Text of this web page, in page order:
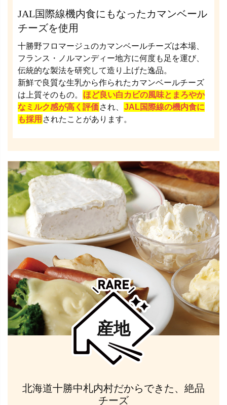
JAL国際線機内食にもなったカマンベール
チーズを使用
十勝野フロマージュのカマンベールチーズは本場、
フランス・ノルマンディー地方に何度も足を運び、
伝統的な製法を研究して造り上げた逸品。
新鮮で良質な生乳から作られたカマンベールチーズ
は上質そのもの。
ほど良い白カビの風味とまろやか
なミルク感が高く評価され、 JAL国際線の機内食に
も採用 されたことがあります。
産地
北海道十勝中札内村だからできた、絶品
チーズ